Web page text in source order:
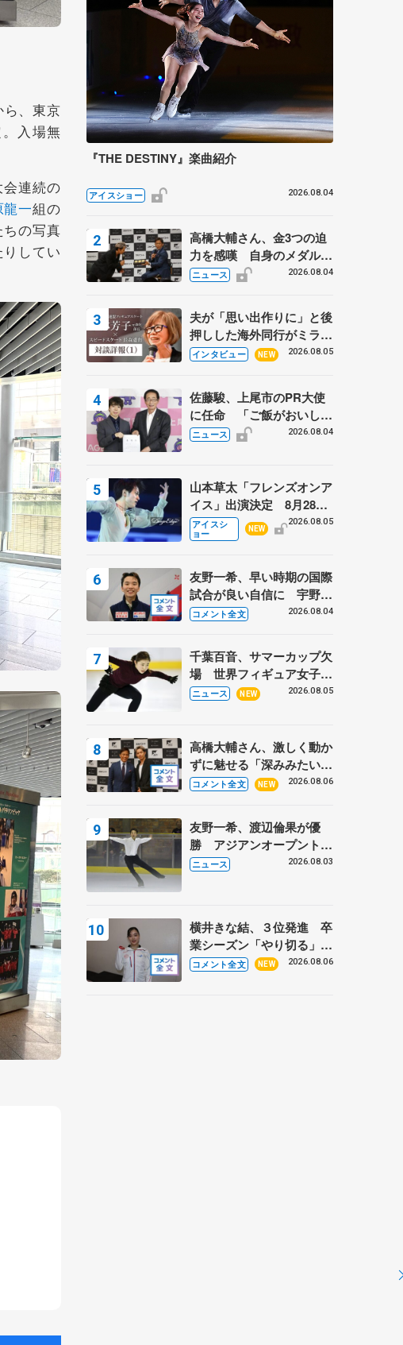
、東京
入場無
連続の
龍一組の
ちの写真
してい
『THE DESTINY』楽曲紹介
アイスショー 2026.08.04
高橋大輔さん、金3つの迫
力を感嘆 自身のメダルは
「どちらに？」 〝リス兄
野村忠宏さんと対談
ニュース 2026.08.04
夫が「思い出作りに」と後
押しした海外同行がミラノ
まで… 繁華街のリンクで
に 小林芳子さんが振り返
るスケート人生
インタビュー NEW 2026.08.05
佐藤駿、上尾市のPR大使
に任命 「ご飯がおいし
く、住みやすいのが魅力」
ニュース 2026.08.04
山本草太「フレンズオンア
イス」出演決定 8月28日
（金）2公演のみ 荒川静
香さんプロデュース、20
アイスシ
ョー
NEW
2026.08.05
友野一希、早い時期の国際
試合が良い自信に 宇野昌
磨の現役復帰に思っている
トロフィーフリー】
コメント全文 2026.08.04
千葉百音、サマーカップ欠
場 世界フィギュア女子2
位
ニュース NEW 2026.08.05
高橋大輔さん、激しく動か
ずに魅せる「深みみたいな
ものは出てきている？」
ド野村忠宏さんと和気あい
あい
コメント全文 NEW 2026.08.06
友野一希、渡辺倫果が優
勝 アジアンオープントロ
フィー
ニュース 2026.08.03
横井きな結、３位発進 卒
業シーズン「やり切る」
【みなとアクルス杯SP】
コメント全文 NEW 2026.08.06